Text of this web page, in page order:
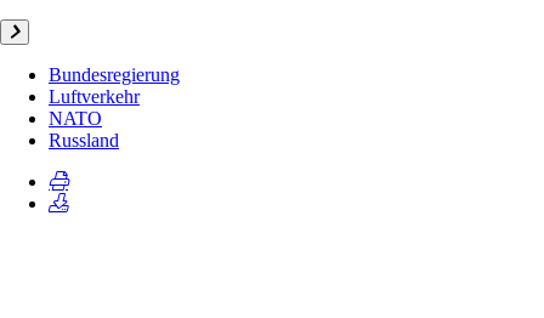
Bundesregierung
Luftverkehr
NATO
Russland